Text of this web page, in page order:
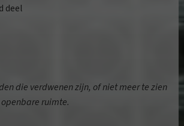
deel
die verdwenen zijn, of niet meer te zien
ruimte.